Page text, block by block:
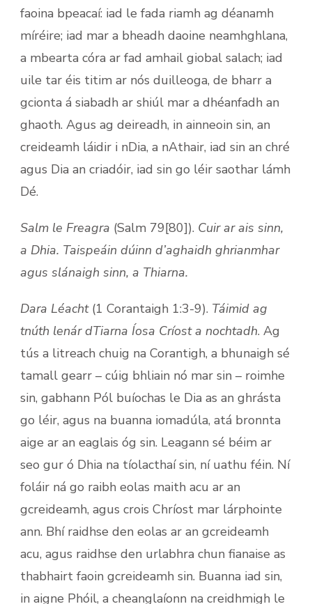
faoina bpeacaí: iad le fada riamh ag déanamh
míréire; iad mar a bheadh daoine neamhghlana,
a mbearta córa ar fad amhail giobal salach; iad
uile tar éis titim ar nós duilleoga, de bharr a
gcionta á siabadh ar shiúl mar a dhéanfadh an
ghaoth. Agus ag deireadh, in ainneoin sin, an
creideamh láidir i nDia, a nAthair, iad sin an chré
agus Dia an criadóir, iad sin go léir saothar lámh
Dé.
Salm le Freagra (Salm 79[80]). Cuir ar ais sinn,
a Dhia. Taispeáin dúinn d’aghaidh ghrianmhar
agus slánaigh sinn, a Thiarna.
Dara Léacht (1 Corantaigh 1:3-9). Táimid ag
tnúth lenár dTiarna Íosa Críost a nochtadh. Ag
tús a litreach chuig na Corantigh, a bhunaigh sé
tamall gearr – cúig bhliain nó mar sin – roimhe
sin, gabhann Pól buíochas le Dia as an ghrásta
go léir, agus na buanna iomadúla, atá bronnta
aige ar an eaglais óg sin. Leagann sé béim ar
seo gur ó Dhia na tíolacthaí sin, ní uathu féin. Ní
foláir ná go raibh eolas maith acu ar an
gcreideamh, agus crois Chríost mar lárphointe
ann. Bhí raidhse den eolas ar an gcreideamh
acu, agus raidhse den urlabhra chun fianaise as
thabhairt faoin gcreideamh sin. Buanna iad sin,
in aigne Phóil, a cheanglaíonn na creidhmigh le